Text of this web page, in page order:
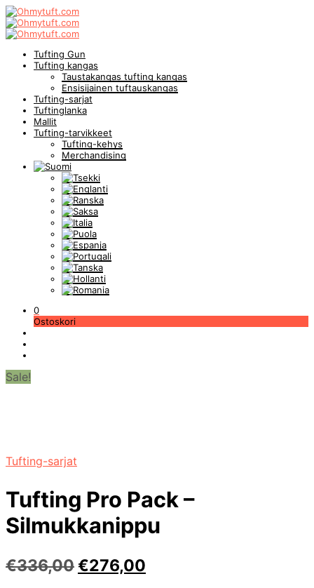
Tufting Gun
Tufting kangas
Taustakangas tufting kangas
Ensisijainen tuftauskangas
Tufting-sarjat
Tuftinglanka
Mallit
Tufting-tarvikkeet
Tufting-kehys
Merchandising
0
Ostoskori
Sale!
Tufting-sarjat
Tufting Pro Pack –
Silmukkanippu
€336,00Alkuperäinen
€276,00